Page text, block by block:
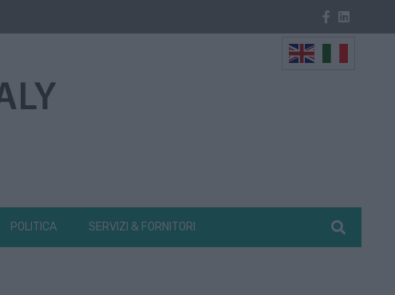
POLITICA SERVIZI & FORNITORI